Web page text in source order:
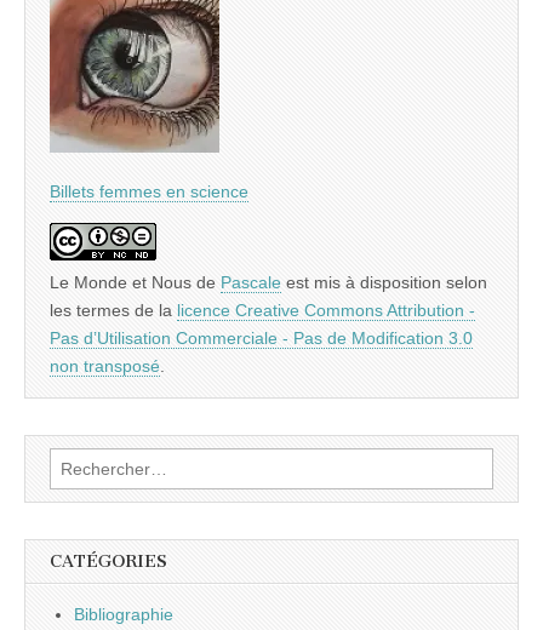
Billets femmes en science
Le Monde et Nous de Pascale est mis à disposition selon
les termes de la licence Creative Commons Attribution -
Pas d’Utilisation Commerciale - Pas de Modification 3.0
non transposé
Rechercher :
CATÉGORIES
Bibliographie